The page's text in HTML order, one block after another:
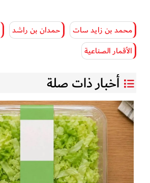
محمد بن زايد سات حمدان بن راشد
الأقمار الصناعية
أخبار ذات صلة